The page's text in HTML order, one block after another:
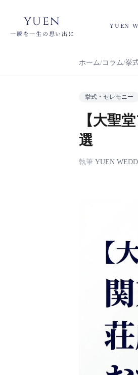
yuen
一瞬を一生の思い出に
YUEN
ホーム コラム 挙
挙式・セレモニー
【大聖
選
執筆 YUEN